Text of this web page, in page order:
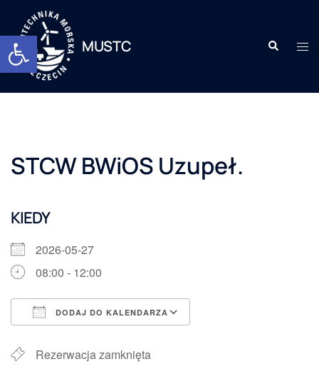
Otwórz pasek narzędzi
MUSTC
STCW BWiOS Uzupeł.
KIEDY
2026-05-27
08:00 - 12:00
DODAJ DO KALENDARZA
Rezerwacja zamknięta